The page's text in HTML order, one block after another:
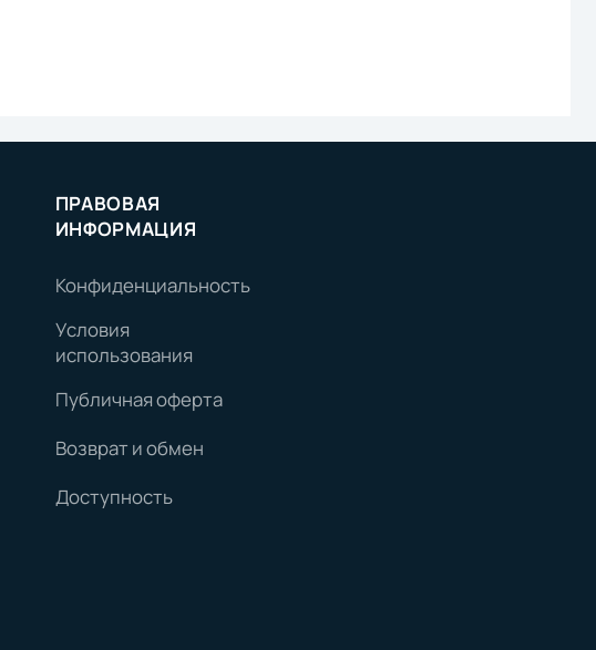
ПРАВОВАЯ
ИНФОРМАЦИЯ
Конфиденциальность
Условия
использования
Публичная оферта
Возврат и обмен
Доступность